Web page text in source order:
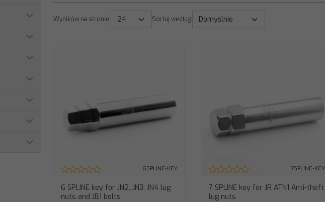
Wyników na stronie: Sortuj według:
6SPLINE-KEY
6 SPLINE key for JN2, JN3, JN4 lug
nuts and JB1 bolts
7SPLINE-KEY
7 SPLINE key for JR ATN1 Anti-theft
lug nuts